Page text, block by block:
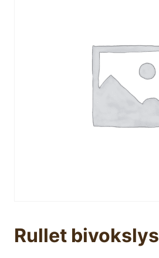
Rullet bivokslys